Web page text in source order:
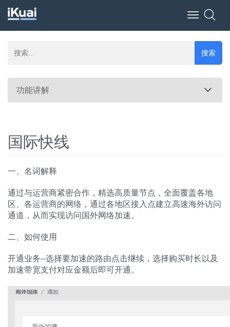
Toggle
搜索
功能讲解
国际快线
一、名词解释
通过与运营商紧密合作，精选高质量节点，全面覆盖各地
区、各运营商的网络，通过各地区接入点建立高速海外访问
通道，从而实现访问国外网络加速。
二、如何使用
开通业务--选择要加速的路由点击继续，选择购买时长以及
加速带宽支付对应金额后即可开通。